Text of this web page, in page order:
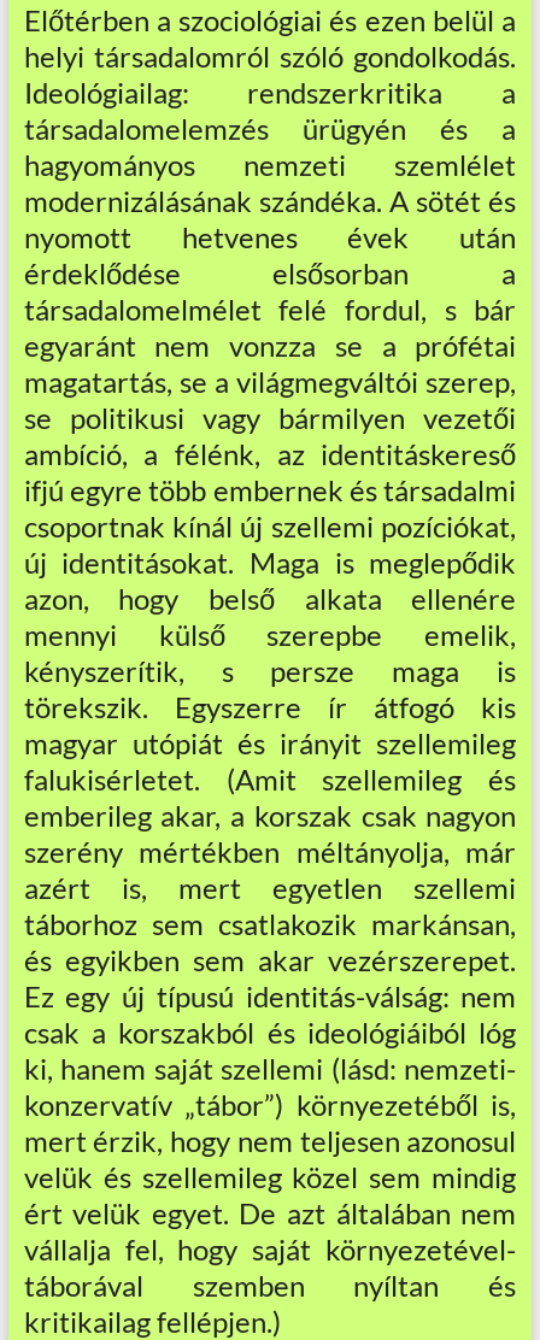
Előtérben a szociológiai és ezen belül a
helyi társadalomról szóló gondolkodás.
Ideológiailag: rendszerkritika a
társadalomelemzés ürügyén és a
hagyományos nemzeti szemlélet
modernizálásának szándéka. A sötét és
nyomott hetvenes évek után
érdeklődése elsősorban a
társadalomelmélet felé fordul, s bár
egyaránt nem vonzza se a prófétai
magatartás, se a világmegváltói szerep,
se politikusi vagy bármilyen vezetői
ambíció, a félénk, az identitáskereső
ifjú egyre több embernek és társadalmi
csoportnak kínál új szellemi pozíciókat,
új identitásokat. Maga is meglepődik
azon, hogy belső alkata ellenére
mennyi külső szerepbe emelik,
kényszerítik, s persze maga is
törekszik. Egyszerre ír átfogó kis
magyar utópiát és irányit szellemileg
falukisérletet. (Amit szellemileg és
emberileg akar, a korszak csak nagyon
szerény mértékben méltányolja, már
azért is, mert egyetlen szellemi
táborhoz sem csatlakozik markánsan,
és egyikben sem akar vezérszerepet.
Ez egy új típusú identitás-válság: nem
csak a korszakból és ideológiáiból lóg
ki, hanem saját szellemi (lásd: nemzeti-
konzervatív „tábor”) környezetéből is,
mert érzik, hogy nem teljesen azonosul
velük és szellemileg közel sem mindig
ért velük egyet. De azt általában nem
vállalja fel, hogy saját környezetével-
táborával szemben nyíltan és
kritikailag fellépjen.)